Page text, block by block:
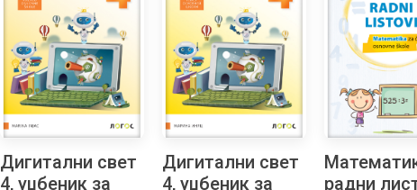
Дигитални свет
4, уџбеник за
Дигитални свет
4, уџбеник за
радни